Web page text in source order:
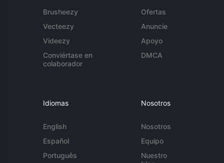
Brusheezy
Vecteezy
Videezy
Conviértase en
colaborador
Ofertas
Anuncie
Apoyo
DMCA
Idiomas
English
Español
Português
Nosotros
Nosotros
Equipo
Nuestro